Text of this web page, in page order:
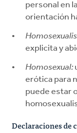
personal en
orientación
explicita y
Homosexual:
erótica para
puede estar
Declaraciones de